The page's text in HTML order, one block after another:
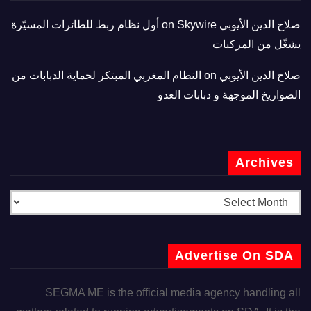
صلاح الدين الأيوبي
Skywire أول نظام ربط للطائرات المسيّرة
يشغّل من المركبات
صلاح الدين الأيوبي
النظام المغربي المبتكر لحماية الدبابات من
الصواريخ الموجهة و دبابات العدو
Archives
Advertise On SDA
SEGMA ME is the official media agency handling all